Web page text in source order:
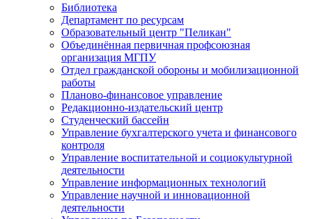
Библиотека
Департамент по ресурсам
Образовательный центр "Пеликан"
Объединённая первичная профсоюзная
организация МГПУ
Отдел гражданской обороны и мобилизационной
работы
Планово-финансовое управление
Редакционно-издательский центр
Студенческий бассейн
Управление бухгалтерского учета и финансового
контроля
Управление воспитательной и социокультурной
деятельности
Управление информационных технологий
Управление научной и инновационной
деятельности